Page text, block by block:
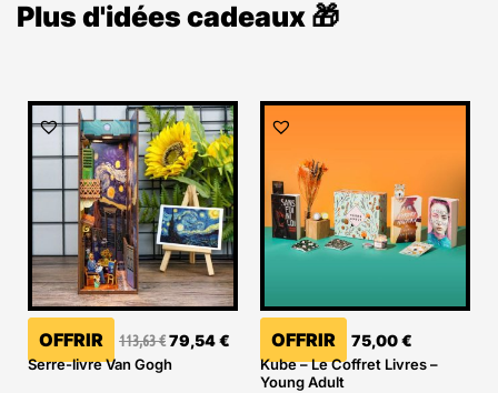
Plus d'idées cadeaux 🎁
OFFRIR 113,63€
Le
prix
initial
était :
113,63 €.
79,54€
Le
prix
actuel
est :
79,54 €.
Serre-livre Van Gogh
OFFRIR 75,00€
Kube – Le Coffret Livres –
Young Adult